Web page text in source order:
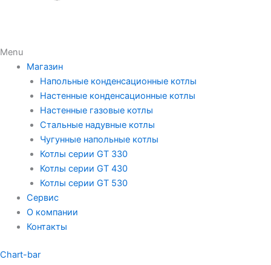
Menu
Магазин
Напольные конденсационные котлы
Настенные конденсационные котлы
Настенные газовые котлы
Стальные надувные котлы
Чугунные напольные котлы
Котлы серии GT 330
Котлы серии GT 430
Котлы серии GT 530
Сервис
О компании
Контакты
Chart-bar